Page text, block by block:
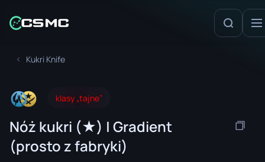
Kukri Knife
klasy „tajne”
Nóż kukri (★) | Gradient
(prosto z fabryki)